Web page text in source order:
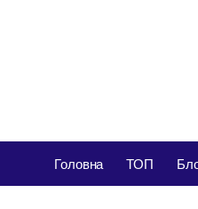
Головна ТОП